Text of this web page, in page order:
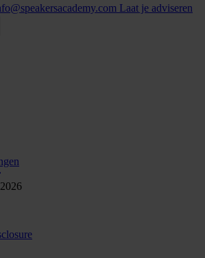
Laat je adviseren